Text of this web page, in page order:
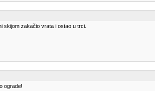
skijom zakačio vrata i ostao u trci.
ograde!